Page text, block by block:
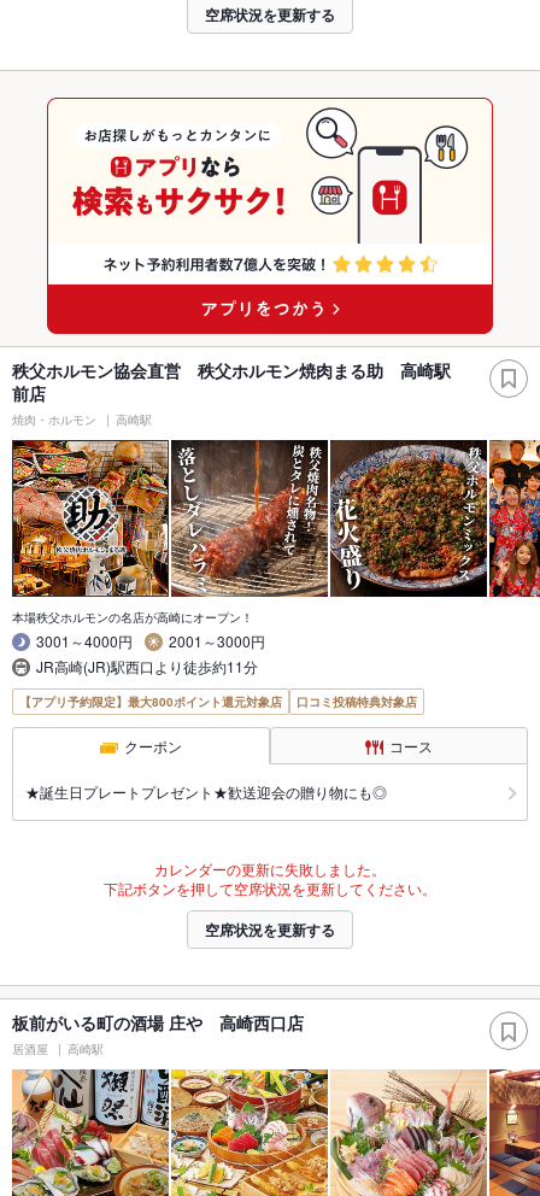
空席状況を更新する
秩父ホルモン協会直営 秩父ホルモン焼肉まる助 高崎駅
前店
焼肉・ホルモン 高崎駅
本場秩父ホルモンの名店が高崎にオープン！
3001～4000円
2001～3000円
JR高崎(JR)駅西口より徒歩約11分
【アプリ予約限定】最大800ポイント還元対象店 口コミ投稿特典対象店
クーポン コース
★誕生日プレートプレゼント★歓送迎会の贈り物にも◎
カレンダーの更新に失敗しました。
下記ボタンを押して空席状況を更新してください。
空席状況を更新する
板前がいる町の酒場 庄や 高崎西口店
居酒屋 高崎駅